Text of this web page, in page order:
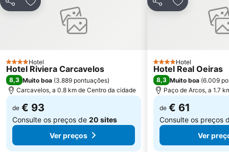
Alvalade
Praça do Rossio
Gare do Oriente
Centro Comercial Vasco da Gama
Lumiar
Coliseu dos Recreios
Praia da Ribeira do Cavalo
Galapinhos Beach
Telheiras
Praça do Comércio
PartilharAdicionar aos favoritos
4 Estrelas
Hotel
Hotel Riviera Carcavelos
8,3 Muito boa (3.889 pontuações)
Carcavelos, a 0.8 km de Centro da cidade
de € 93
Consulte os preços de 20 sites
Ver preços
PartilharAdicionar
4 Estrelas
Hotel
Hotel Real Oeiras
8,3 Muito boa (6.009
Paço de Arcos, a 1.7
de € 61
Consulte os preços
Ver